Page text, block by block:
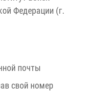
Федерации (г.
почты
свой номер